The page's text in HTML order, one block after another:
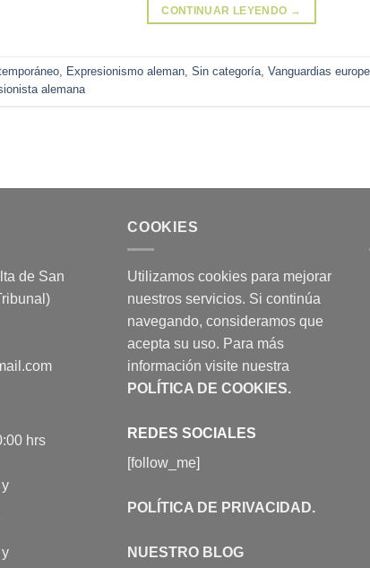
CONTINUAR LEYENDO →
, Expresionismo aleman, Sin categoría, Vanguardias
alemana
de San
hrs
COOKIES
Utilizamos cookies para mejorar
nuestros servicios. Si continúa
navegando, consideramos que
acepta su uso. Para más
información visite nuestra
POLÍTICA DE COOKIES.
REDES SOCIALES
[follow_me]
POLÍTICA DE PRIVACIDAD.
NUESTRO BLOG